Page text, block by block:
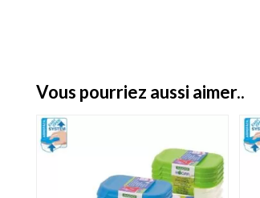
vous pourriez aussi aimer..